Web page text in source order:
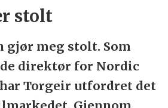
stolt
gjør meg stolt. Som
direktør for Nordic
Torgeir utfordret det